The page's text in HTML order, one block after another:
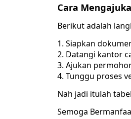
Cara
Berikut adalah
Siapkan
Datangi kantor
Ajukan
Tunggu proses
Nah jadi itulah
Semoga